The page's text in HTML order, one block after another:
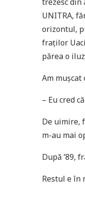
UNITRA,
orizontul,
fraților
părea o
Am
– Eu cred
De uimire,
m-au mai
După ’89,
Restul e în